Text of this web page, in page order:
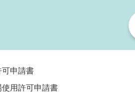
可申請書
用許可申請書